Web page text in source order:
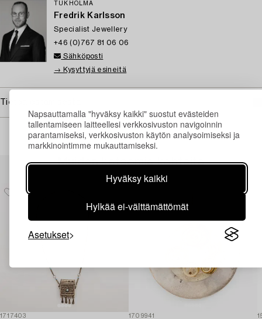
Napsauttamalla "hyväksy kaikki" suostut evästeiden
tallentamiseen laitteellesi verkkosivuston navigoinnin
parantamiseksi, verkkosivuston käytön analysoimiseksi ja
markkinointimme mukauttamiseksi.
Hyväksy kaikki
Hylkää ei-välttämättömät
Asetukset
TUKHOLMA
Fredrik Karlsson
Specialist Jewellery
+46 (0)767 81 06 06
Sähköposti
→ Kysyttyjä esineitä
Tietoa ostamisesta
Muiden katsomia kohteita
1717403 1709941